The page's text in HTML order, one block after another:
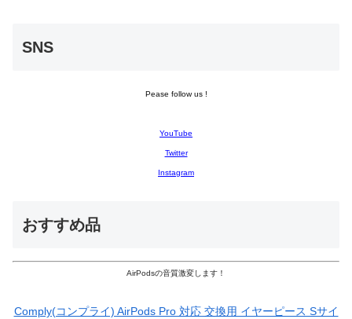
SNS
Pease follow us !
YouTube
Twitter
Instagram
おすすめ品
AirPodsの音質激変します！
Comply(コンプライ) AirPods Pro 対応 交換用 イヤーピース Sサイ